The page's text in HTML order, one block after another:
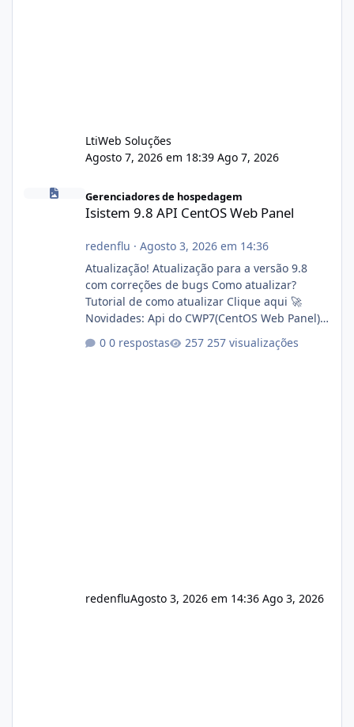
LtiWeb Soluções
Agosto 7, 2026 em 18:39 Ago 7, 2026
Isistem 9.8 API CentOS Web Panel
Gerenciadores de hospedagem
Isistem 9.8 API CentOS Web Panel
redenflu · Agosto 3, 2026 em 14:36
Atualização! Atualização para a versão 9.8
com correções de bugs Como atualizar?
Tutorial de como atualizar Clique aqui 🚀
Novidades: Api do CWP7(CentOS Web Panel)
Link publico para consulta de sub.dominio
autorizado a usasr o isistem:
0 respostas 257 visualizações
redenfluAgosto 3, 2026 em 14:36 Ago 3, 2026